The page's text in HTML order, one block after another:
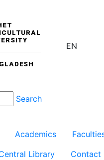
EN
Search
Academics
Library Contact